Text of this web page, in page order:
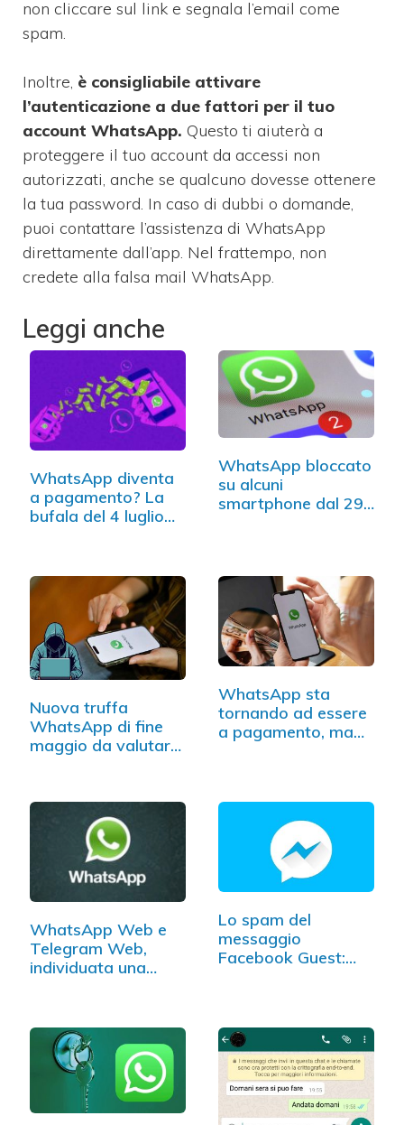
non cliccare sul link e segnala l’email come
spam.
Inoltre, è consigliabile attivare
l’autenticazione a due fattori per il tuo
account WhatsApp. Questo ti aiuterà a
proteggere il tuo account da accessi non
autorizzati, anche se qualcuno dovesse ottenere
la tua password. In caso di dubbi o domande,
puoi contattare l’assistenza di WhatsApp
direttamente dall’app. Nel frattempo, non
credete alla falsa mail WhatsApp.
Leggi anche
WhatsApp diventa
a pagamento? La
bufala del 4 luglio…
WhatsApp bloccato
su alcuni
smartphone dal 29…
Nuova truffa
WhatsApp di fine
maggio da valutare
WhatsApp sta
tornando ad essere
a pagamento, ma
WhatsApp Web e
Telegram Web,
individuata una
Lo spam del
messaggio
Facebook Guest: